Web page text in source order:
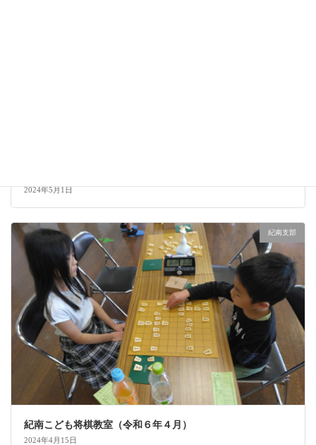
2024年5月1日
紀南支部
紀南こども将棋教室（令和６年４月）
2024年4月15日